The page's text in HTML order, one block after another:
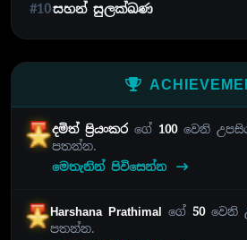
#10සහන් සුලක්ඛණ
දමිත් ප්‍රියංකරගේ 100වෙනි
පතන්න.
මෙතැනින් පිවිසෙන්න
Harshana Prathimal ගේ 50වෙනි
පතන්න.